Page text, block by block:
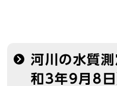
河川の水質
和3年9月8日